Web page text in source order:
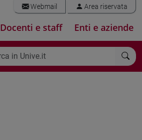
Webmail Area riservata
Docenti e staff Enti e aziende